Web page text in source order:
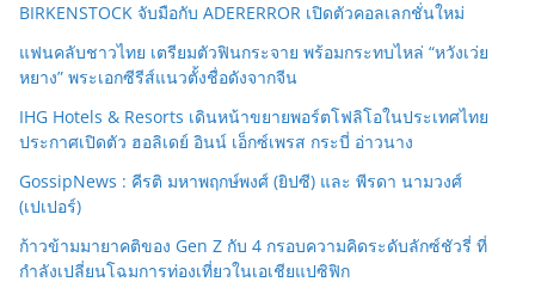
BIRKENSTOCK จับมือกับ ADERERROR เปิดตัวคอลเลกชั่นใหม่
แฟนคลับชาวไทย เตรียมตัวฟินกระจาย พร้อมกระทบไหล่ “หวังเว่ย
หยาง” พระเอกซีรีส์แนวตั้งชื่อดังจากจีน
IHG Hotels & Resorts เดินหน้าขยายพอร์ตโฟลิโอในประเทศไทย
ประกาศเปิดตัว ฮอลิเดย์ อินน์ เอ็กซ์เพรส กระบี่ อ่าวนาง
GossipNews : คีรติ มหาพฤกษ์พงศ์ (ยิปซี) และ พีรดา นามวงศ์
(เปเปอร์)
ก้าวข้ามมายาคติของ Gen Z กับ 4 กรอบความคิดระดับลักซ์ชัวรี่ ที่
กำลังเปลี่ยนโฉมการท่องเที่ยวในเอเชียแปซิฟิก